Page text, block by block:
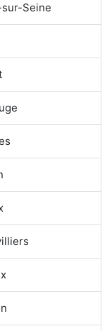
Seine